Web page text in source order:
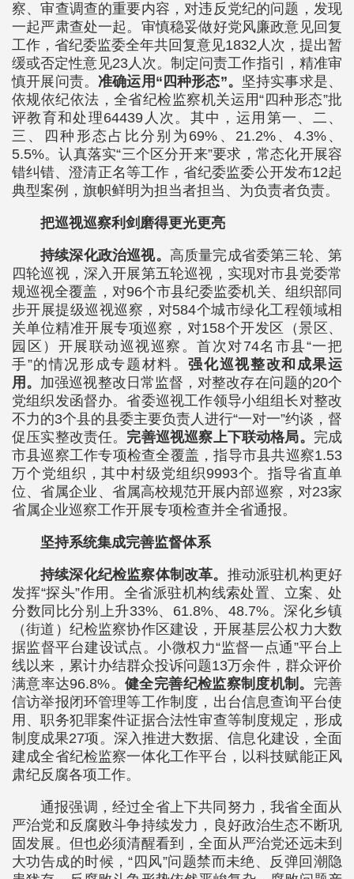
察、审查调查的重要内容，对违反党纪的问题，发现
一起严肃查处一起。审慎稳妥做好党风廉政意见回复
工作，省纪委监委全年共回复意见1832人次，提出暂
缓或否定性意见23人次。制定问责工作指引，精准审
慎开展问责。准确运用“四种形态”。 坚持实事求是、
依规依纪依法，全省纪检监察机关运用“四种形态”批
评教育和处理64439人次。其中，运用第一、二、
三、四种形态占比分别为69%、21.2%、4.3%、
5.5%。认真落实“三个区分开来”要求，常态化开展容
错纠错、澄清正名等工作，省纪委监委公开发布12起
典型案例，旗帜鲜明为担当者担当、为负责者负责。
把巡视巡察利剑磨得更光更亮
持续深化政治巡视。 高质量完成省委第三轮、第
四轮巡视，深入开展第五轮巡视，实现对市县党委常
规巡视全覆盖，对96个市县纪委监委机关、组织部同
步开展提级巡视巡察，对584个城市绿化工程领域相
关单位精准开展专项巡察，对158个开发区（景区、
园区）开展联动巡视巡察。首次对74名市县“一把
手”的情况形成专题材料。强化巡视整改和成果运
用。 加强巡视整改日常监督，对整改存在问题的20个
党组织发函督办。省委巡视工作领导小组组长对整改
不力的3个县的县委主要负责人进行“一对一”约谈，督
促压实整改责任。 完善巡视巡察上下联动格局。 完成
市县巡察工作专项检查全覆盖，指导市县共巡察1.53
万个党组织，其中村级党组织9993个。指导省直单
位、省属企业、省属高校规范开展内部巡察，对23家
省属企业巡察工作开展专项检查并全省通报。
坚持系统集成完善监督体系
持续深化纪检监察体制改革。 推动派驻机构更好
发挥“探头”作用。全省派驻机构线索处置、立案、处
分数同比分别上升33%、61.8%、48.7%。深化乡镇
（街道）纪检监察协作区建设，开展基层公权力大数
据监督平台建设试点。小微权力“监督一点通”平台上
线以来，累计办结群众投诉问题13万余件，群众评价
满意率达96.8%。健全完善纪检监察制度机制。 完善
信访举报闭环管理等工作制度，出台信息查询平台使
用、职务犯罪案件证据合法性审查等制度规定，形成
制度成果27项。深入推进大数据、信息化建设，全面
建成全省纪检监察一体化工作平台，以科技赋能正风
肃纪反腐各项工作。
通报强调，经过全省上下共同努力，我省全面从
严治党和反腐败斗争持续发力，良好政治生态不断巩
固发展。但也必须清醒看到，全面从严治党还远未到
大功告成的时候，“四风”问题禁而未绝、反弹回潮隐